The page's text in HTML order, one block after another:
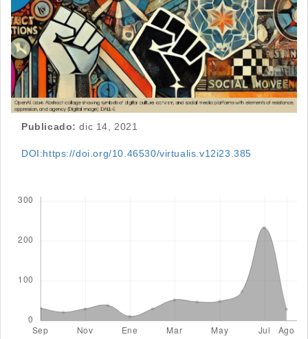
Publicado: dic 14, 2021
DOI:https://doi.org/10.46530/virtualis.v12i23.385